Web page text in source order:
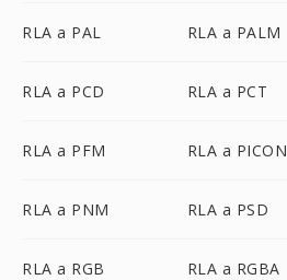
RLA a PAL RLA a PALM
RLA a PCD RLA a PCT
RLA a PFM RLA a PICON
RLA a PNM RLA a PSD
RLA a RGB RLA a RGBA